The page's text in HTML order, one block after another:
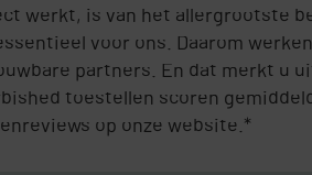
werkt, is van het allergrootste
voor ons. Daarom
partners. En dat merkt u
toestellen scoren
op onze website.*